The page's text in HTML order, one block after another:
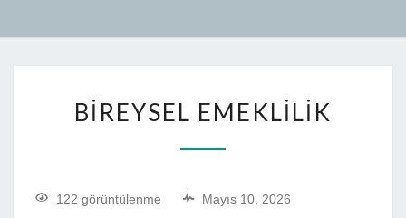
BIREYSEL EMEKLILIK
122 görüntülenme Mayıs 10, 2026